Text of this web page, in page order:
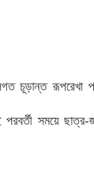
চূড়ান্ত রূপরেখা
পরবর্তী সময়ে ছাত্র-